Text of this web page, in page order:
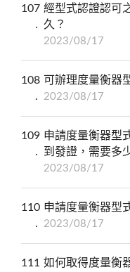
107 經型式認證認可
久？
2023/08/17
108 可辦理度量衡器
2023/08/17
109 申請度量衡器型
到發證，需要多
2023/08/17
110 申請度量衡器型
2023/08/17
111 如何取得度量衡